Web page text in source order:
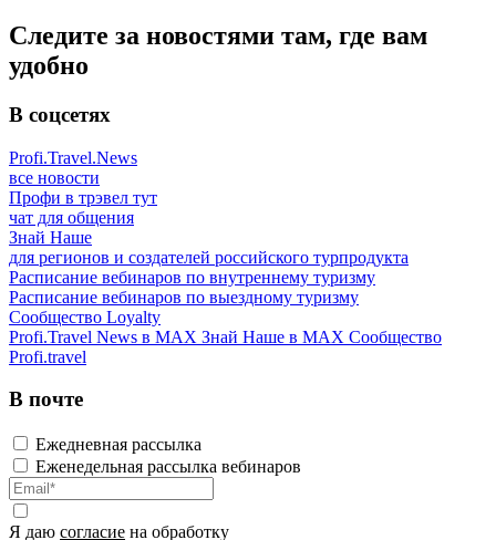
Следите за новостями там, где вам
удобно
В соцсетях
Profi.Travel.News
все новости
Профи в трэвел тут
чат для общения
Знай Наше
для регионов и создателей российского турпродукта
Расписание вебинаров по внутреннему туризму
Расписание вебинаров по выездному туризму
Сообщество Loyalty
Profi.Travel News в MAX Знай Наше в MAX Сообщество
Profi.travel
В почте
Ежедневная рассылка
Еженедельная рассылка вебинаров
Я даю согласие на обработку